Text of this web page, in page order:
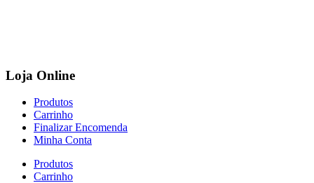
Loja Online
Produtos
Carrinho
Finalizar Encomenda
Minha Conta
Produtos
Carrinho